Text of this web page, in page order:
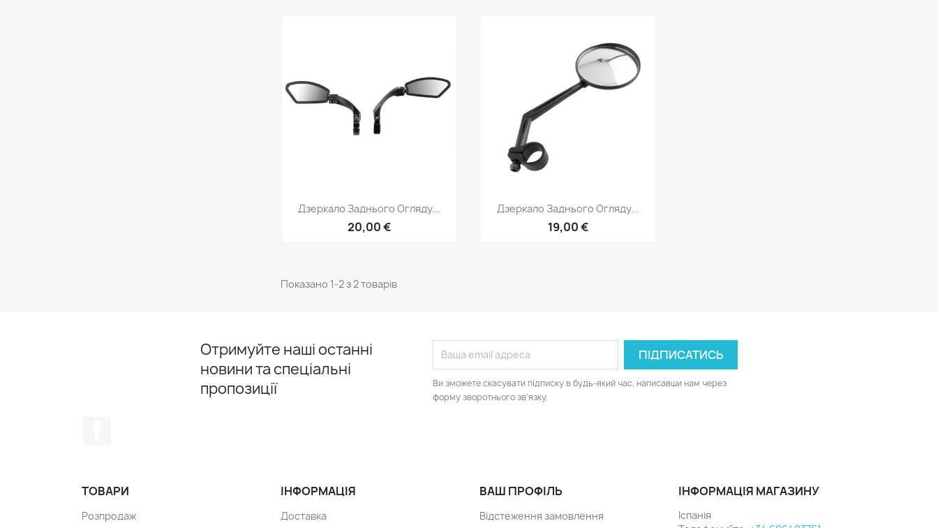
Швидкий перегляд
Дзеркало Заднього Огляду...
20,00 €
Швидкий перегляд
Дзеркало Заднього Огляду...
19,00 €
Показано 1-2 з 2 товарів
Отримуйте наші останні
новини та спеціальні
пропозиції
Ви зможете скасувати підписку в будь-який час, написавши нам через
форму зворотнього зв'язку.
ТОВАРИ
Розпродаж
ІНФОРМАЦІЯ
Доставка
ВАШ ПРОФІЛЬ
Відстеження замовлення
ІНФОРМАЦІЯ МАГАЗИНУ
Іспанія